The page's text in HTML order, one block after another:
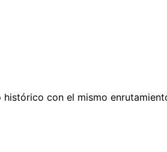
con el mismo